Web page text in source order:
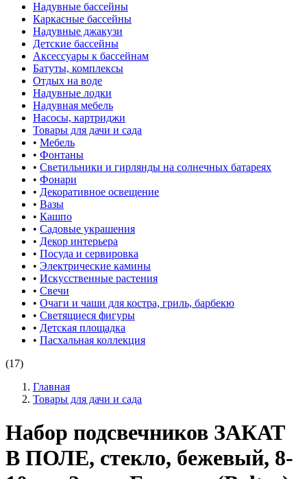
Надувные бассейны
Каркасные бассейны
Надувные джакузи
Детские бассейны
Аксессуары к бассейнам
Батуты, комплексы
Отдых на воде
Надувные лодки
Надувная мебель
Насосы, картриджи
Товары для дачи и сада
• Мебель
• Фонтаны
• Светильники и гирлянды на солнечных батареях
• Фонари
• Декоративное освещение
• Вазы
• Кашпо
• Садовые украшения
• Декор интерьера
• Посуда и сервировка
• Электрические камины
• Искусственные растения
• Свечи
• Очаги и чаши для костра, гриль, барбекю
• Светящиеся фигуры
• Детская площадка
• Пасхальная коллекция
(17)
Главная
Товары для дачи и сада
Набор подсвечников ЗАКАТ
В ПОЛЕ, стекло, бежевый, 8-